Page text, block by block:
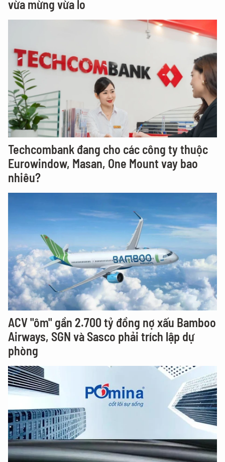
vừa mừng vừa lo
Techcombank đang cho các công ty thuộc
Eurowindow, Masan, One Mount vay bao
nhiêu?
ACV "ôm" gần 2.700 tỷ đồng nợ xấu Bamboo
Airways, SGN và Sasco phải trích lập dự
phòng